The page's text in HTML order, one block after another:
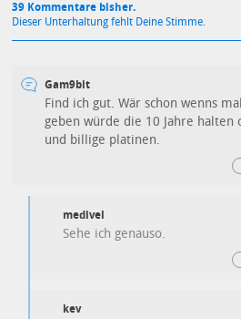
39 Kommentare bisher.
Dieser Unterhaltung fehlt Deine Stimme.
Gam9bit
Find ich gut. Wär schon wenns
geben würde die 10 Jahre halten
und billige platinen.
medivel
Sehe ich genauso.
kev